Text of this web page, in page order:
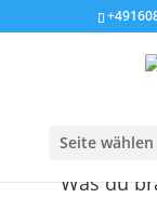
Seite wählen
Was du